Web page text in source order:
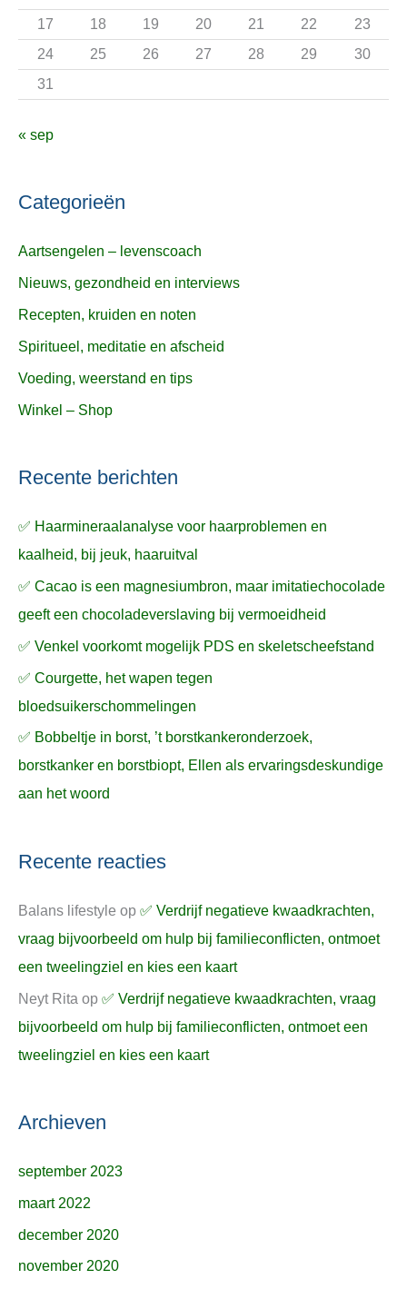
:
17
18 19 20 21 22
23
24
25 26 27 28 29
30
31
« sep
Categorieën
Aartsengelen – levenscoach
Nieuws, gezondheid en interviews
Recepten, kruiden en noten
Spiritueel, meditatie en afscheid
Voeding, weerstand en tips
Winkel – Shop
Recente berichten
✅ Haarmineraalanalyse voor haarproblemen en
kaalheid, bij jeuk, haaruitval
✅ Cacao is een magnesiumbron, maar imitatiechocolade
geeft een chocoladeverslaving bij vermoeidheid
✅ Venkel voorkomt mogelijk PDS en skeletscheefstand
✅ Courgette, het wapen tegen
bloedsuikerschommelingen
✅ Bobbeltje in borst, ’t borstkankeronderzoek,
borstkanker en borstbiopt, Ellen als ervaringsdeskundige
aan het woord
Recente reacties
Balans lifestyle op ✅ Verdrijf negatieve kwaadkrachten,
vraag bijvoorbeeld om hulp bij familieconflicten, ontmoet
een tweelingziel en kies een kaart
Neyt Rita op ✅ Verdrijf negatieve kwaadkrachten, vraag
bijvoorbeeld om hulp bij familieconflicten, ontmoet een
tweelingziel en kies een kaart
Archieven
september 2023
maart 2022
december 2020
november 2020